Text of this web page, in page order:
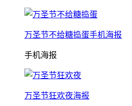
万圣节不给糖捣蛋手机海报
手机海报
万圣节狂欢夜海报